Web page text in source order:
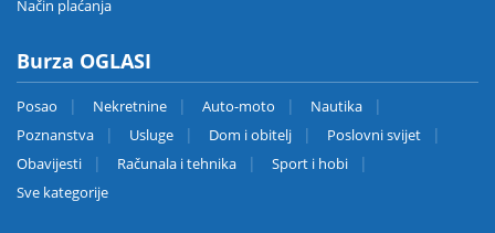
Način plaćanja
Burza OGLASI
Posao Nekretnine Auto-moto
Nautika
Poznanstva
Usluge Dom i obitelj
Poslovni svijet
Obavijesti
Računala i tehnika
Sport i hobi
Sve kategorije